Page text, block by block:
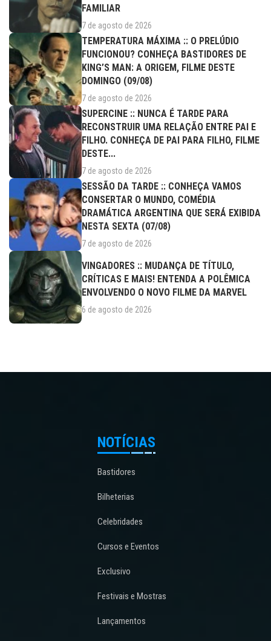
FAMILIAR
7 de agosto de 2026
TEMPERATURA MÁXIMA :: O PRELÚDIO
FUNCIONOU? CONHEÇA BASTIDORES DE
KING’S MAN: A ORIGEM, FILME DESTE
DOMINGO (09/08)
7 de agosto de 2026
SUPERCINE :: NUNCA É TARDE PARA
RECONSTRUIR UMA RELAÇÃO ENTRE PAI E
FILHO. CONHEÇA DE PAI PARA FILHO, FILME
DESTE...
7 de agosto de 2026
SESSÃO DA TARDE :: CONHEÇA VAMOS
CONSERTAR O MUNDO, COMÉDIA
DRAMÁTICA ARGENTINA QUE SERÁ EXIBIDA
NESTA SEXTA (07/08)
7 de agosto de 2026
VINGADORES :: MUDANÇA DE TÍTULO,
CRÍTICAS E MAIS! ENTENDA A POLÊMICA
ENVOLVENDO O NOVO FILME DA MARVEL
6 de agosto de 2026
NOTÍCIAS
Bastidores
Bilheterias
Celebridades
Cursos e Eventos
Exclusivo
Festivais e Mostras
Lançamentos